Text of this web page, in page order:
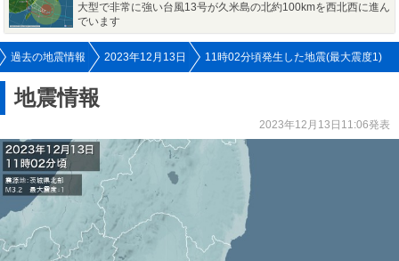
大型で非常に強い台風13号が久米島の北約100kmを西北西に進ん
でいます
過去の地震情報 2023年12月13日 11時02分頃発生した地震(最大震度1)
地震情報
2023年12月13日11:06発表